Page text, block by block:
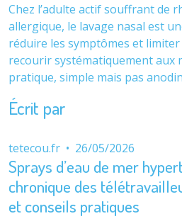
Chez l’adulte actif souffrant de
allergique, le lavage nasal est
réduire les symptômes et
recourir systématiquement aux
pratique, simple mais pas
Écrit par
tetecou.fr • 26/05/2026
Sprays d’eau de mer
chronique des
et conseils pratiques